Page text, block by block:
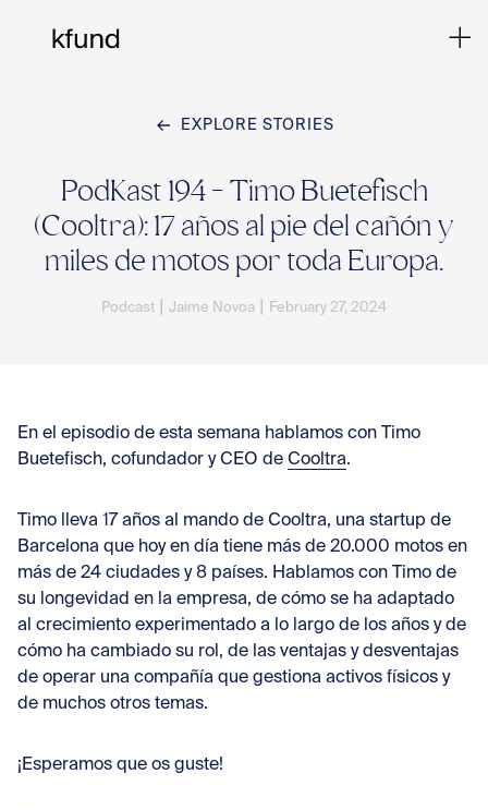
EXPLORE STORIES
PodKast 194 - Timo Buetefisch
(Cooltra): 17 años al pie del cañón y
miles de motos por toda Europa.
Podcast Jaime Novoa February 27, 2024
En el episodio de esta semana hablamos con
Timo
Buetefisch, cofundador y CEO de Cooltra.
Timo lleva 17 años al mando de Cooltra, una startup de
Barcelona que hoy en día tiene más de 20.000 motos en
más de 24 ciudades y 8 países. Hablamos con Timo de
su longevidad en la empresa, de cómo se ha adaptado
al crecimiento experimentado a lo largo de los años y de
cómo ha cambiado su rol, de las ventajas y desventajas
de operar una compañía que gestiona activos físicos y
de muchos otros temas.
¡Esperamos que os guste!